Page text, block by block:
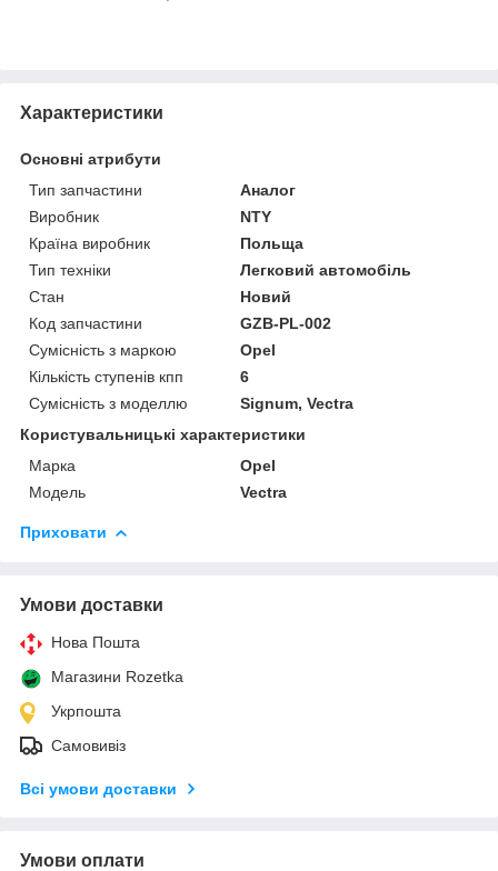
Характеристики
Основні атрибути
Тип запчастини
Аналог
Виробник
NTY
Країна виробник
Польща
Тип техніки
Легковий автомобіль
Стан
Новий
Код запчастини
GZB-PL-002
Сумісність з маркою
Opel
Кількість ступенів кпп
6
Сумісність з моделлю
Signum, Vectra
Користувальницькі характеристики
Марка
Opel
Модель
Vectra
Приховати
Умови доставки
Нова Пошта
Магазини Rozetka
Укрпошта
Самовивіз
Всі умови доставки
Умови оплати